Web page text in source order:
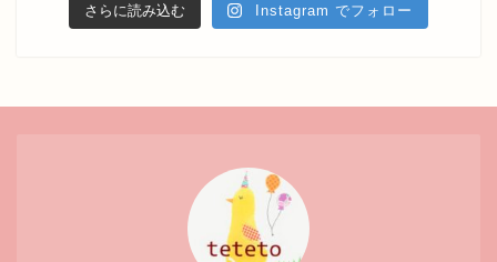
さらに読み込む Instagram でフォロー